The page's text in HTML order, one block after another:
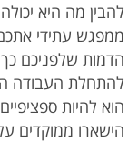
להבין מה היא
ממפגש עתידי
הדמות שלפניכם
להתחלת העבודה
הוא להיות
הישארו ממוקדים